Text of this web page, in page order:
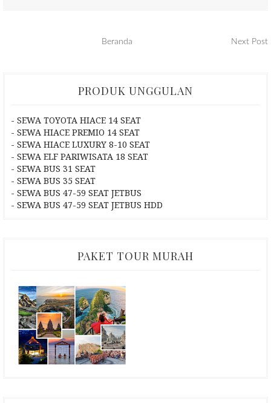
Beranda Next Post
PRODUK UNGGULAN
- SEWA TOYOTA HIACE 14 SEAT
- SEWA HIACE PREMIO 14 SEAT
- SEWA HIACE LUXURY 8-10 SEAT
- SEWA ELF PARIWISATA 18 SEAT
- SEWA BUS 31 SEAT
- SEWA BUS 35 SEAT
- SEWA BUS 47-59 SEAT JETBUS
- SEWA BUS 47-59 SEAT JETBUS HDD
PAKET TOUR MURAH